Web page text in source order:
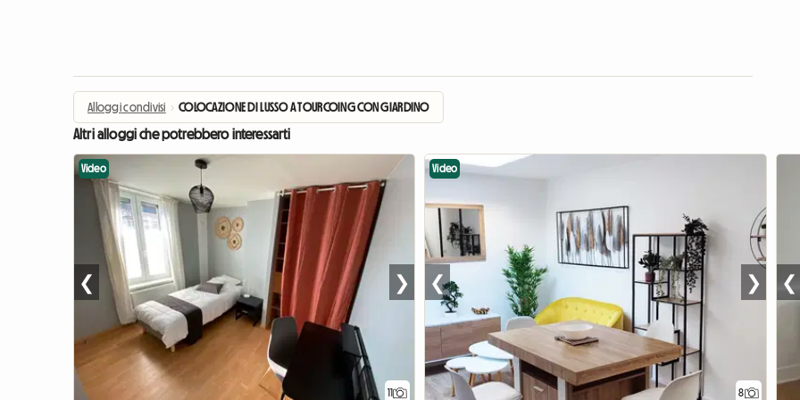
Alloggi condivisi › COLOCAZIONE DI LUSSO A TOURCOING CON GIARDINO
Altri alloggi che potrebbero interessarti
11
Video
❮ ❯
8
Video
❮ ❯ ❮